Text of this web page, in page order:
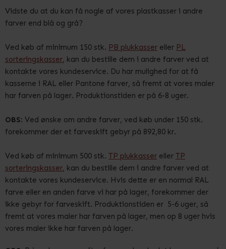
Vidste du at du kan få nogle af vores plastkasser i andre
farver end blå og grå?
Ved køb af minimum 150 stk. PB plukkasser eller PL
sorteringskasser, kan du bestille dem i andre farver ved at
kontakte vores kundeservice. Du har mulighed for at få
kasserne i RAL eller Pantone farver, så fremt at vores maler
har farven på lager. Produktionstiden er på 6-8 uger.
OBS: Ved ønske om andre farver, ved køb under 150 stk.
forekommer der et farveskift gebyr på 892,80 kr.
Ved køb af minimum 500 stk. TP plukkasser eller TP
sorteringskasser, kan du bestille dem i andre farver ved at
kontakte vores kundeservice. Hvis dette er en normal RAL
farve eller en anden farve vi har på lager, forekommer der
ikke gebyr for farveskift. Produktionstiden er 5-6 uger, så
fremt at vores maler har farven på lager, men op 8 uger hvis
vores maler ikke har farven på lager.